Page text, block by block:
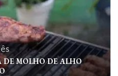
DE MOLHO DE ALHO